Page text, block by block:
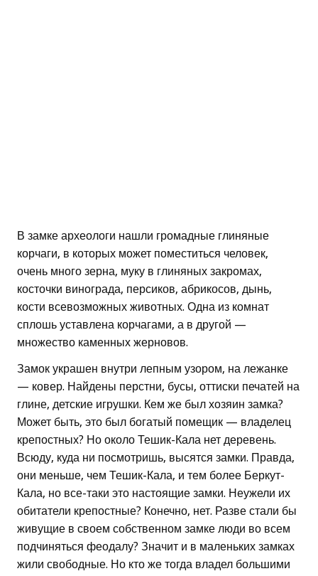
В замке археологи нашли громадные глиняные
корчаги, в которых может поместиться человек,
очень много зерна, муку в глиняных закромах,
косточки винограда, персиков, абрикосов, дынь,
кости всевозможных животных. Одна из комнат
сплошь уставлена корчагами, а в другой —
множество каменных жерновов.
Замок украшен внутри лепным узором, на лежанке
— ковер. Найдены перстни, бусы, оттиски печатей на
глине, детские игрушки. Кем же был хозяин замка?
Может быть, это был богатый помещик — владелец
крепостных? Но около Тешик-Кала нет деревень.
Всюду, куда ни посмотришь, высятся замки. Правда,
они меньше, чем Тешик-Кала, и тем более Беркут-
Кала, но все-таки это настоящие замки. Неужели их
обитатели крепостные? Конечно, нет. Разве стали бы
живущие в своем собственном замке люди во всем
подчиняться феодалу? Значит и в маленьких замках
жили свободные. Но кто же тогда владел большими